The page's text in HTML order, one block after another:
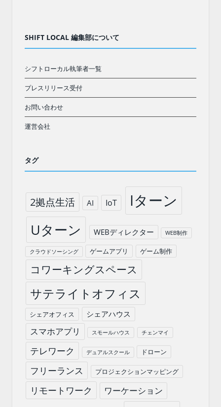
SHIFT LOCAL 編集部について
シフトローカル執筆者一覧
プレスリリース受付
お問い合わせ
運営会社
タグ
2拠点生活 AI IoT Iターン
Uターン WEBディレクター WEB制作
クラウドソーシング ゲームアプリ ゲーム制作
コワーキングスペース
サテライトオフィス
シェアオフィス シェアハウス
スマホアプリ スモールハウス チェンマイ
テレワーク デュアルスクール ドローン
フリーランス プロジェクションマッピング
リモートワーク ワーケーション